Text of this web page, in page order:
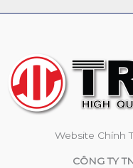
Website Chính
CÔNG TY